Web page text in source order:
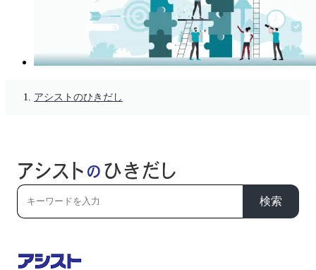
アシストのひきだし
検索